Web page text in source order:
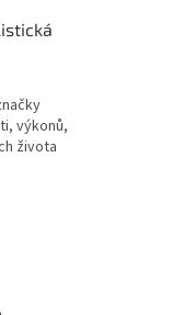
výkonů,
života